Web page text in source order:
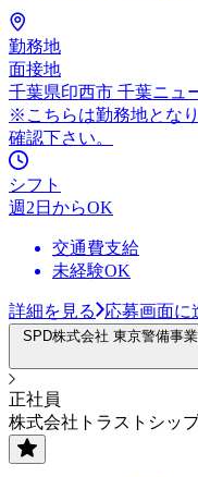
勤務地
面接地
千葉県印西市 千葉ニュ
※こちらは勤務地とな
確認下さい。
シフト
週2日からOK
交通費支給
未経験OK
詳細を見る 応募画面に
SPD株式会社 東京警備事
正社員
株式会社トラストシッ